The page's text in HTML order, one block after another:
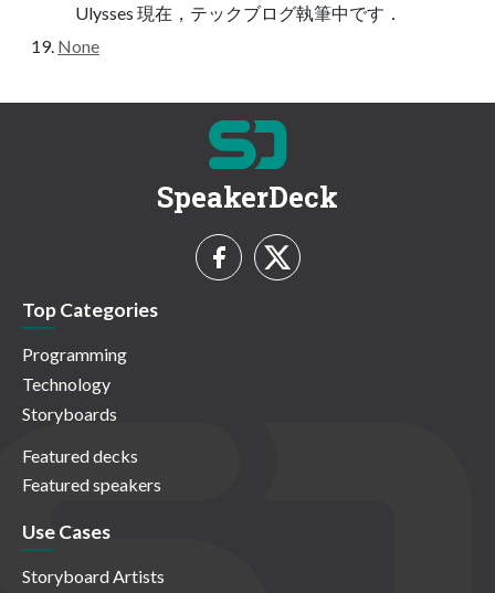
Ulysses 現在，テックブログ執筆中です．
None
SpeakerDeck
Top Categories
Programming
Technology
Storyboards
Featured decks
Featured speakers
Use Cases
Storyboard Artists